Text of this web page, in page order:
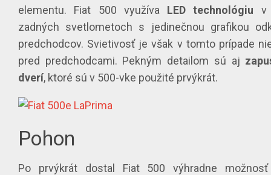
elementu. Fiat 500 využíva LED technológiu v
zadných svetlometoch s jedinečnou grafikou
predchodcov. Svietivosť je však v tomto prípade
pred predchodcami. Pekným detailom sú aj
dverí, ktoré sú v 500-vke použité prvýkrát.
Pohon
Po prvýkrát dostal Fiat 500 výhradne možnosť